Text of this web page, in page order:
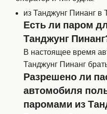
из Танджунг Пинанг
Есть ли паром
Танджунг
В настоящее время
Танджунг Пинанг
Разрешено ли
автомобиля
паромами из